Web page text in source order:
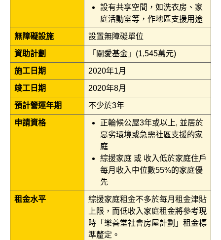
設有共享空間，如洗衣房、家
庭活動室等，作地區支援用途
無障礙設施 設置無障礙單位
資助計劃 「關愛基金」(1,545萬元)
施工日期 2020年1月
竣工日期 2020年8月
預計營運年期 不少於3年
申請資格
正輪候公屋3年或以上, 並居於
惡劣環境或急需社區支援的家
庭
綜援家庭 或 收入低於家庭住戶
每月收入中位數55%的家庭優
先
租金水平
綜援家庭租金不多於每月租金津貼
上限，而低收入家庭租金將參考現
時「樂善堂社會房屋計劃」租金標
準釐定。